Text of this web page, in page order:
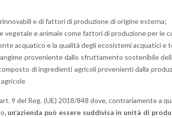
e di fat­to­ri di pro­du­zio­ne di ori­gi­ne ester­na;
e ani­ma­le come fat­to­ri di pro­du­zio­ne per le
ac­qua­ti­co e la qua­li­tà degli eco­si­ste­mi ac­qua­ti­ci
pro­ve­nien­te dallo sfrut­ta­men­to so­ste­ni­bi­le
di in­gre­dien­ti agri­co­li pro­ve­nien­ti dalla
9 del Reg. (UE) 2018/848 dove, con­tra­ria­men­te a
, un’a­zien­da può es­se­re sud­di­vi­sa in unità di